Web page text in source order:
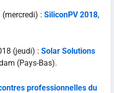
: SiliconPV 2018,
(jeudi) : Solar Solutions
(Pays-Bas).
professionnelles du